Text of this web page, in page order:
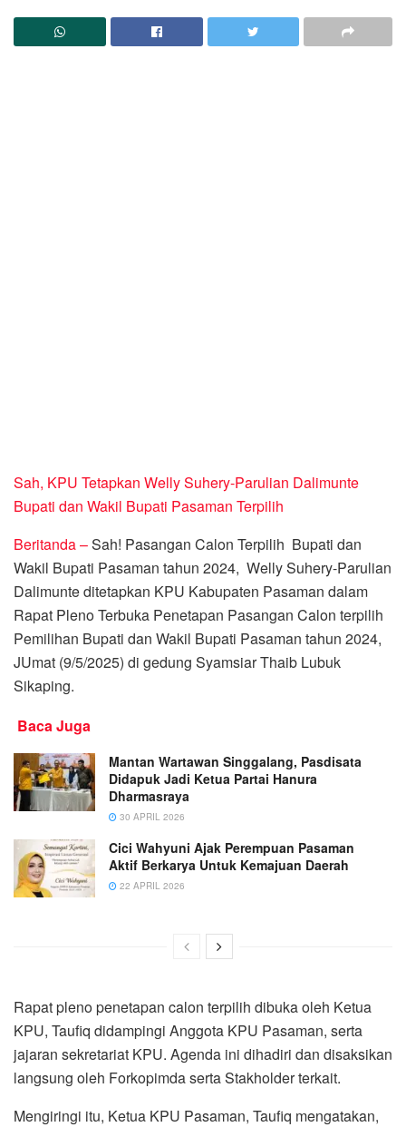
Sah, KPU Tetapkan Welly Suhery-Parulian Dalimunte
Bupati dan Wakil Bupati Pasaman Terpilih
Beritanda –Sah! Pasangan Calon Terpilih Bupati dan
Wakil Bupati Pasaman tahun 2024, Welly Suhery-Parulian
Dalimunte ditetapkan KPU Kabupaten Pasaman dalam
Rapat Pleno Terbuka Penetapan Pasangan Calon terpilih
Pemilihan Bupati dan Wakil Bupati Pasaman tahun 2024,
JUmat (9/5/2025) di gedung Syamsiar Thaib Lubuk
Sikaping.
Baca Juga
Mantan Wartawan Singgalang, Pasdisata
Didapuk Jadi Ketua Partai Hanura
Dharmasraya
30 APRIL 2026
Cici Wahyuni Ajak Perempuan Pasaman
Aktif Berkarya Untuk Kemajuan Daerah
22 APRIL 2026
Rapat pleno penetapan calon terpilih dibuka oleh Ketua
KPU, Taufiq didampingi Anggota KPU Pasaman, serta
jajaran sekretariat KPU. Agenda ini dihadiri dan disaksikan
langsung oleh Forkopimda serta Stakholder terkait.
Mengiringi itu, Ketua KPU Pasaman, Taufiq mengatakan,